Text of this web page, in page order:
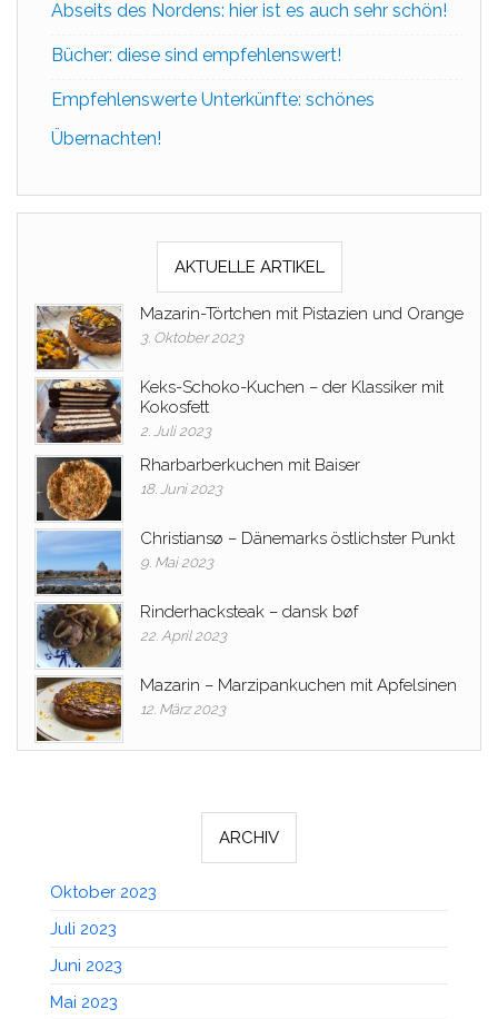
Abseits des Nordens: hier ist es auch sehr schön!
Bücher: diese sind empfehlenswert!
Empfehlenswerte Unterkünfte: schönes
Übernachten!
AKTUELLE ARTIKEL
Mazarin-Törtchen mit Pistazien und Orange
3. Oktober 2023
Keks-Schoko-Kuchen – der Klassiker mit
Kokosfett
2. Juli 2023
Rharbarberkuchen mit Baiser
18. Juni 2023
Christiansø – Dänemarks östlichster Punkt
9. Mai 2023
Rinderhacksteak – dansk bøf
22. April 2023
Mazarin – Marzipankuchen mit Apfelsinen
12. März 2023
ARCHIV
Oktober 2023
Juli 2023
Juni 2023
Mai 2023